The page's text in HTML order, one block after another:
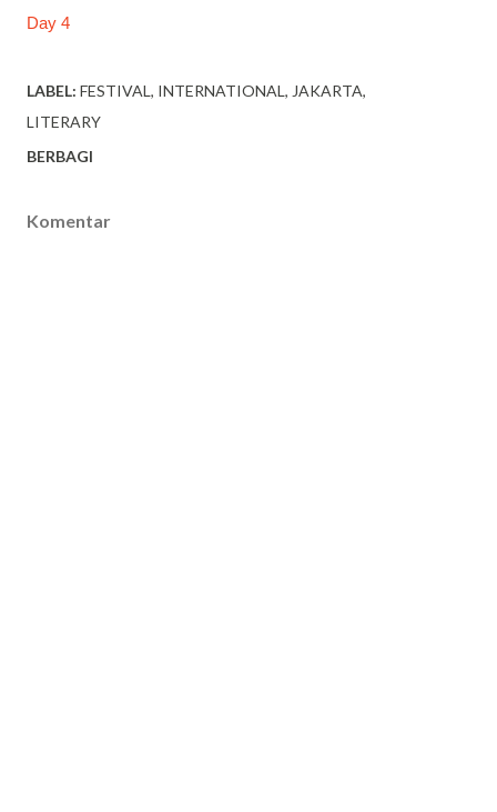
Day 4
LABEL: FESTIVAL INTERNATIONAL
JAKARTA
LITERARY
BERBAGI
Komentar